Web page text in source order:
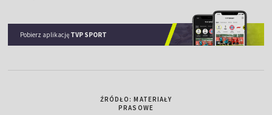
Pobierz aplikację TVP SPORT
ŹRÓDŁO: MATERIAŁY
PRASOWE